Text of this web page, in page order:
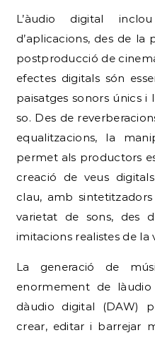
L’àudio digital
d’aplicacions, des de
postproducció de
efectes digitals són
paisatges sonors únics
so. Des de
equalitzacions, la
permet als productors
creació de veus
clau, amb
varietat de sons, des
imitacions realistes de la
La generació de
enormement de
dàudio digital (DAW)
crear, editar i barrejar